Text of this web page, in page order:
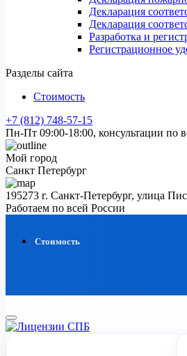
Декларация
Декларация
Разработка и
Регистрационное
Разделы сайта
Стоимость
+7 (812) 748-57-15
Пн-Пт 09:00-18:00, консультации по
Мой город
Санкт Петербург
195273 г. Санкт-Петербург, улица
Работаем по всей России
Стоимость